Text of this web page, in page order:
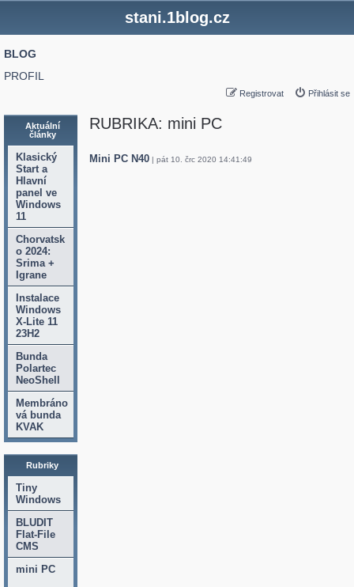
stani.1blog.cz
BLOG
PROFIL
Registrovat Přihlásit se
Aktuální
články
Klasický
Start a
Hlavní
panel ve
Windows
11
Chorvatsk
o 2024:
Srima +
Igrane
Instalace
Windows
X-Lite 11
23H2
Bunda
Polartec
NeoShell
Membráno
vá bunda
KVAK
Rubriky
Tiny
Windows
BLUDIT
Flat-File
CMS
mini PC
RUBRIKA: mini PC
Mini PC N40| pát 10. črc 2020 14:41:49